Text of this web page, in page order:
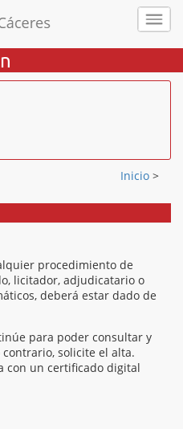
Inicio >
procedimiento de
licitador, adjudicatario o
deberá estar dado de
para poder consultar y
solicite el alta.
con un certificado digital